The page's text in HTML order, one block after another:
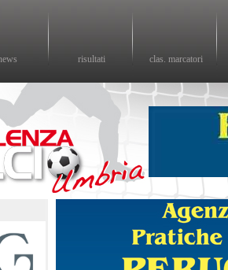
risultati clas. marcatori